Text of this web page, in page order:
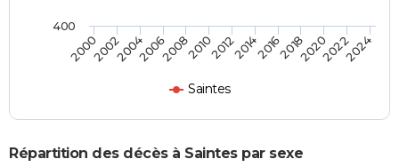
Saintes
2000200220042006200820102012201420162018202020222024
400
Répartition des décès à Saintes par sexe